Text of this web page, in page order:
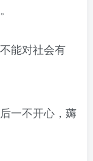
能对社会有
一不开心，薅